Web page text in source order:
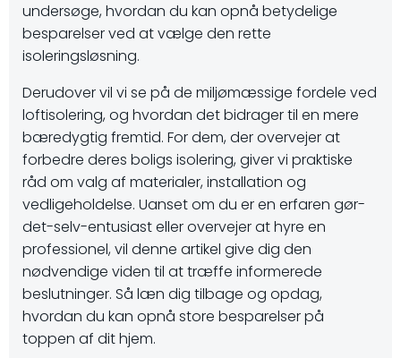
undersøge, hvordan du kan opnå betydelige
besparelser ved at vælge den rette
isoleringsløsning.
Derudover vil vi se på de miljømæssige fordele ved
loftisolering, og hvordan det bidrager til en mere
bæredygtig fremtid. For dem, der overvejer at
forbedre deres boligs isolering, giver vi praktiske
råd om valg af materialer, installation og
vedligeholdelse. Uanset om du er en erfaren gør-
det-selv-entusiast eller overvejer at hyre en
professionel, vil denne artikel give dig den
nødvendige viden til at træffe informerede
beslutninger. Så læn dig tilbage og opdag,
hvordan du kan opnå store besparelser på
toppen af dit hjem.